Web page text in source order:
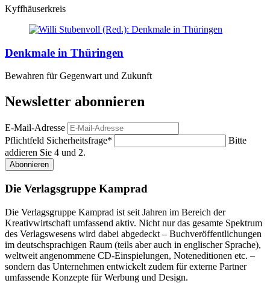
Kyffhäuserkreis
Denkmale in Thüringen
Bewahren für Gegenwart und Zukunft
Newsletter abonnieren
E-Mail-Adresse
Pflichtfeld Sicherheitsfrage*
Bitte
addieren Sie 4 und 2.
Abonnieren
Die Verlagsgruppe Kamprad
Die Verlagsgruppe Kamprad ist seit Jahren im Bereich der
Kreativwirtschaft umfassend aktiv. Nicht nur das gesamte Spektrum
des Verlagswesens wird dabei abgedeckt – Buchveröffentlichungen
im deutschsprachigen Raum (teils aber auch in englischer Sprache),
weltweit angenommene CD-Einspielungen, Noteneditionen etc. –
sondern das Unternehmen entwickelt zudem für externe Partner
umfassende Konzepte für Werbung und Design.